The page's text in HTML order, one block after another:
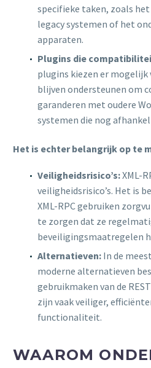
specifieke taken, zoals
legacy systemen of het
apparaten.
Plugins die
plugins kiezen er mogelijk
blijven ondersteunen om
garanderen met oudere
systemen die nog
Het is echter belangrijk op te
Veiligheidsrisico’s:XML-
veiligheidsrisico’s. Het is
XML-RPC gebruiken
te zorgen dat ze
beveiligingsmaatregelen
Alternatieven: In de
moderne alternatieven
gebruikmaken van de
zijn vaak veiliger,
functionaliteit.
WAAROM